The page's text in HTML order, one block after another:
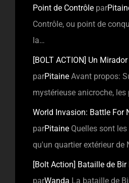
Point de Contrôle par
Contrôle, ou point de
la…
[BOLT ACTION] Un
parPitaine Avant propos:
mystérieuse anicroche,
World Invasion: Battle For
parPitaine Quelles sont
qu'un quartier extérieur de
[Bolt Action] Bataille de Bir
parWanda La bataille de